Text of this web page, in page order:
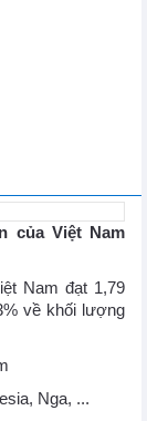
của Việt Nam
Nam đạt 1,79
về khối lượng
Nga, ...